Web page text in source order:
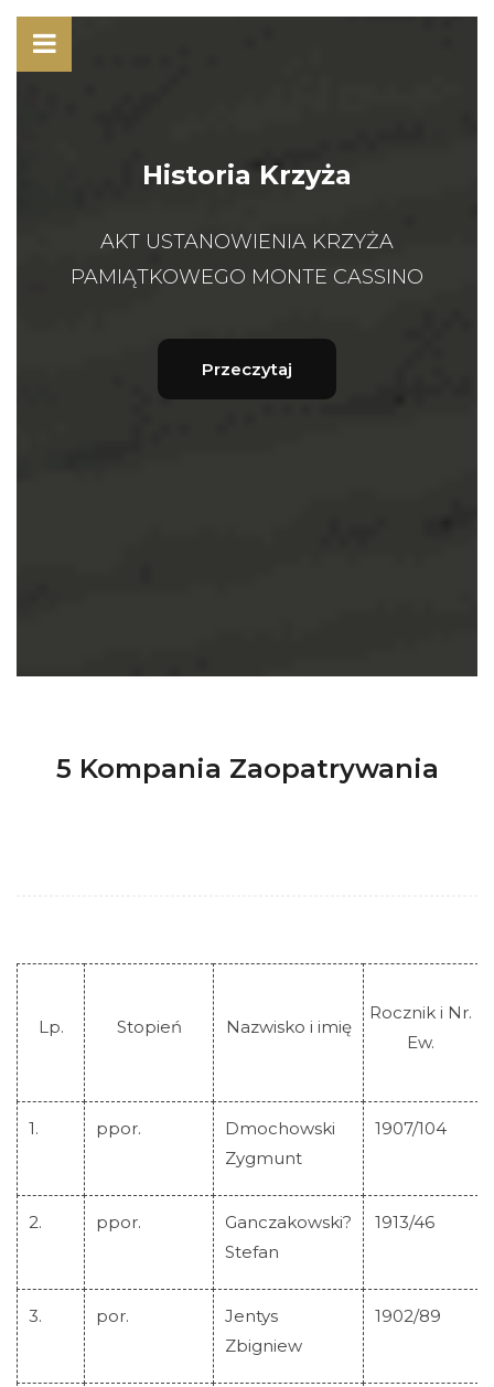
Historia Krzyża
AKT USTANOWIENIA KRZYŻA
PAMIĄTKOWEGO MONTE CASSINO
Przeczytaj
5 Kompania Zaopatrywania
Lp. Stopień Nazwisko i imię
Rocznik i Nr.
Ew.
1. ppor.
Dmochowski
Zygmunt
1907/104
2. ppor.
Ganczakowski?
Stefan
1913/46
3. por.
Jentys
Zbigniew
1902/89